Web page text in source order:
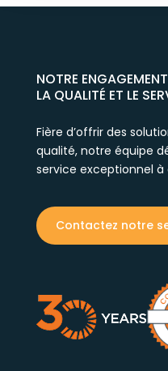
NOTRE
LA QUALITÉ ET LE
Fière d’offrir des
qualité, notre équipe
service exceptionnel
Contactez notre